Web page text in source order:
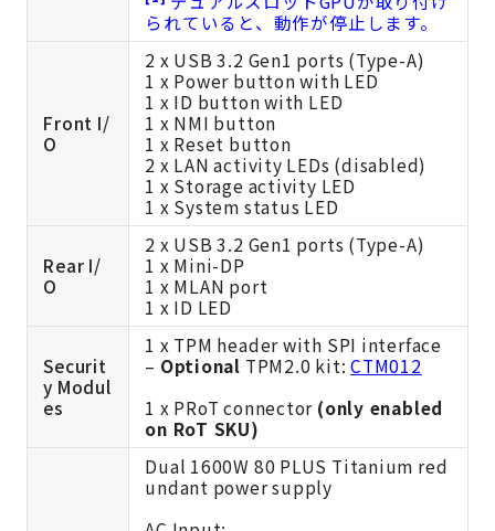
られていると、動作が停止します。
Front I/
O
2 x USB 3.2 Gen1 ports (Type-A)
1 x Power button with LED
1 x ID button with LED
1 x NMI button
1 x Reset button
2 x LAN activity LEDs (disabled)
1 x Storage activity LED
1 x System status LED
Rear I/
O
2 x USB 3.2 Gen1 ports (Type-A)
1 x Mini-DP
1 x MLAN port
1 x ID LED
Securit
y Modul
es
1 x TPM header with SPI interface
– Optional TPM2.0 kit:CTM012
1 x PRoT connector (only enabled
on RoT SKU)
Dual 1600W 80 PLUS Titanium red
undant power supply